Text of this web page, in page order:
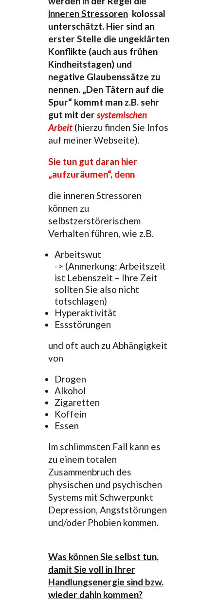
inneren Stressoren kolossal
unterschätzt. Hier sind an
erster Stelle die ungeklärten
Konflikte (auch aus frühen
Kindheitstagen) und
negative Glaubenssätze zu
nennen. „Den Tätern auf die
Spur“ kommt man z.B. sehr
gut mit dersystemischen
Arbeit (hierzu finden Sie Infos
auf meiner Webseite).
Sie tun gut daran hier
„aufzuräumen“, denn
die inneren Stressoren
können zu
selbstzerstörerischem
Verhalten führen, wie z.B.
Arbeitswut
-> (Anmerkung: Arbeitszeit
ist Lebenszeit – Ihre Zeit
sollten Sie also nicht
totschlagen)
Hyperaktivität
Essstörungen
und oft auch zu Abhängigkeit
von
Drogen
Alkohol
Zigaretten
Koffein
Essen
Im schlimmsten Fall kann es
zu einem totalen
Zusammenbruch des
physischen und psychischen
Systems mit Schwerpunkt
Depression, Angststörungen
und/oder Phobien kommen.
Was können Sie selbst tun,
damit Sie voll in Ihrer
Handlungsenergie sind bzw.
wieder dahin kommen?